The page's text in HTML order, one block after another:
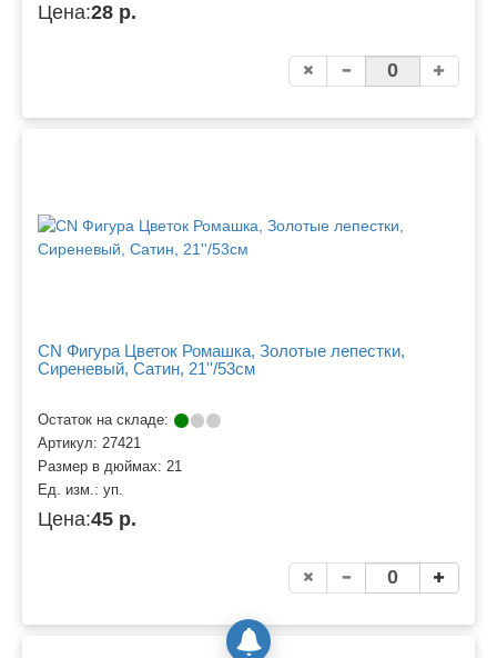
Цена:28 р.
CN Фигура Цветок Ромашка, Золотые лепестки,
Сиреневый, Сатин, 21''/53см
Остаток на складе:
Артикул: 27421
Размер в дюймах: 21
Ед. изм.: уп.
Цена:45 р.